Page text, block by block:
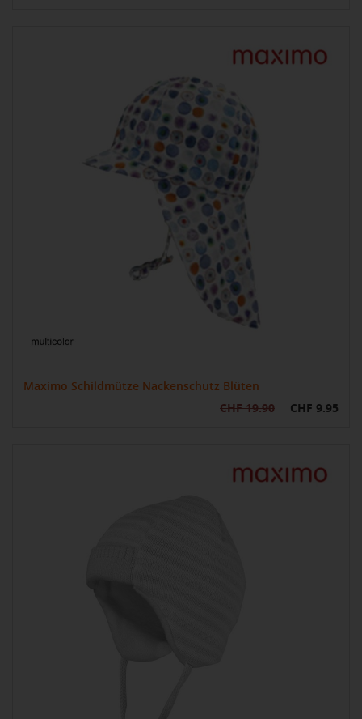
Maximo Schildmütze Nackenschutz Blüten
CHF 19.90
CHF 9.95